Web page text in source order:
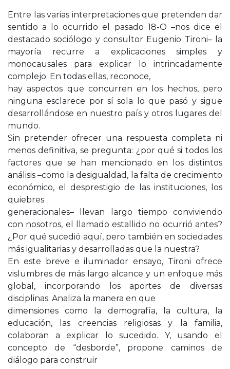
Entre las varias interpretaciones que pretenden dar
sentido a lo ocurrido el pasado 18-O –nos dice el
destacado sociólogo y consultor Eugenio Tironi– la
mayoría recurre a explicaciones simples y
monocausales para explicar lo intrincadamente
complejo. En todas ellas, reconoce,
hay aspectos que concurren en los hechos, pero
ninguna esclarece por sí sola lo que pasó y sigue
desarrollándose en nuestro país y otros lugares del
mundo.
Sin pretender ofrecer una respuesta completa ni
menos definitiva, se pregunta: ¿por qué si todos los
factores que se han mencionado en los distintos
análisis –como la desigualdad, la falta de crecimiento
económico, el desprestigio de las instituciones, los
quiebres
generacionales– llevan largo tiempo conviviendo
con nosotros, el llamado estallido no ocurrió antes?
¿Por qué sucedió aquí, pero también en sociedades
más igualitarias y desarrolladas que la nuestra?.
En este breve e iluminador ensayo, Tironi ofrece
vislumbres de más largo alcance y un enfoque más
global, incorporando los aportes de diversas
disciplinas. Analiza la manera en que
dimensiones como la demografía, la cultura, la
educación, las creencias religiosas y la familia,
colaboran a explicar lo sucedido. Y, usando el
concepto de “desborde”, propone caminos de
diálogo para construir